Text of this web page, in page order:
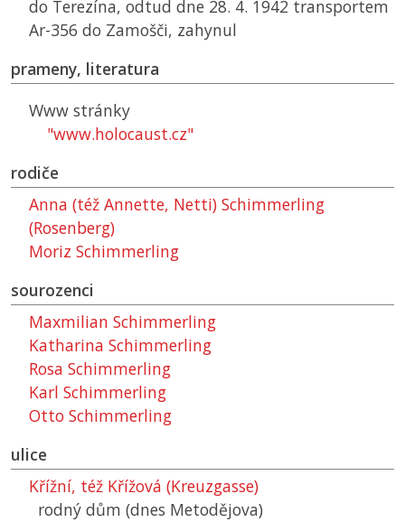
do Terezína, odtud dne 28. 4. 1942 transportem
Ar-356 do Zamošči, zahynul
prameny, literatura
Www stránky
"www.holocaust.cz"
rodiče
Anna (též Annette, Netti) Schimmerling
(Rosenberg)
Moriz Schimmerling
sourozenci
Maxmilian Schimmerling
Katharina Schimmerling
Rosa Schimmerling
Karl Schimmerling
Otto Schimmerling
ulice
Křížní, též Křížová (Kreuzgasse)
rodný dům (dnes Metodějova)